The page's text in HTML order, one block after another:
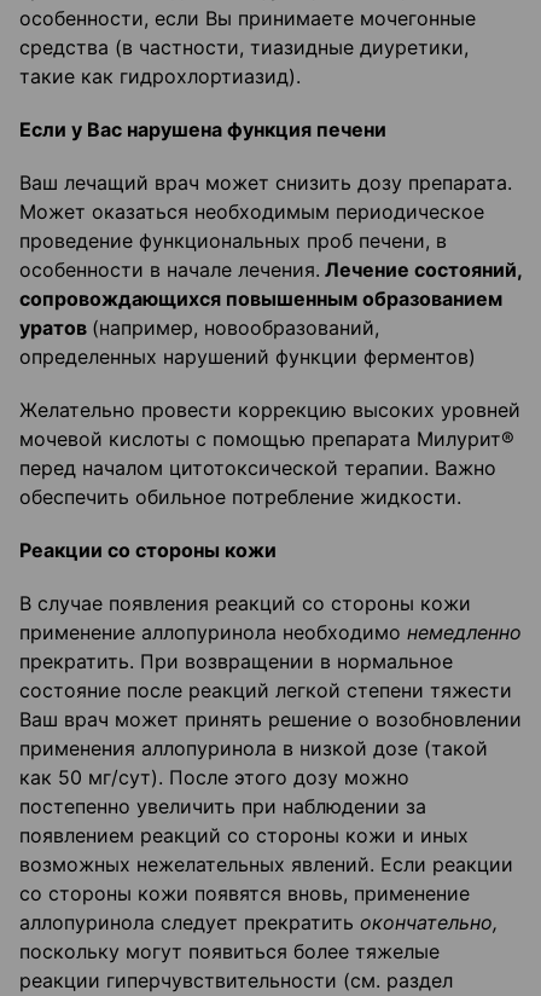
особенности, если Вы принимаете мочегонные
средства (в частности, тиазидные диуретики,
такие как гидрохлортиазид).
Если у Вас нарушена функция печени
Ваш лечащий врач может снизить дозу препарата.
Может оказаться необходимым периодическое
проведение функциональных проб печени, в
особенности в начале лечения. Лечение состояний,
сопровождающихся повышенным образованием
уратов (например, новообразований,
определенных нарушений функции ферментов)
Желательно провести коррекцию высоких уровней
мочевой кислоты с помощью препарата Милурит®
перед началом цитотоксической терапии. Важно
обеспечить обильное потребление жидкости.
Реакции со стороны кожи
В случае появления реакций со стороны кожи
применение аллопуринола необходимо немедленно
прекратить. При возвращении в нормальное
состояние после реакций легкой степени тяжести
Ваш врач может принять решение о возобновлении
применения аллопуринола в низкой дозе (такой
как 50 мг/сут). После этого дозу можно
постепенно увеличить при наблюдении за
появлением реакций со стороны кожи и иных
возможных нежелательных явлений. Если реакции
со стороны кожи появятся вновь, применение
аллопуринола следует прекратить окончательно,
поскольку могут появиться более тяжелые
реакции гиперчувствительности (см. раздел